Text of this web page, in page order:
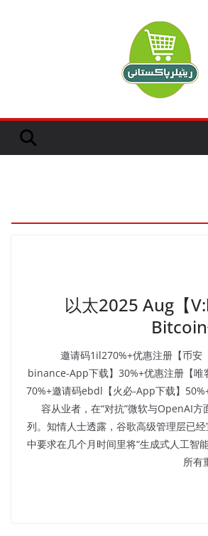
以太2025 Aug【
【Bitget-App下载】邀请码1il270%+优惠注册【币安
binance-App下载】30%+优惠注册【唯
70%+邀请码ebdl【火必-App下载】
容从业者，在“对抗”微软与OpenAI方
列。知情人士透露，谷歌高级管理层已经
中要求在几个月时间里将“生成式人工智
所有